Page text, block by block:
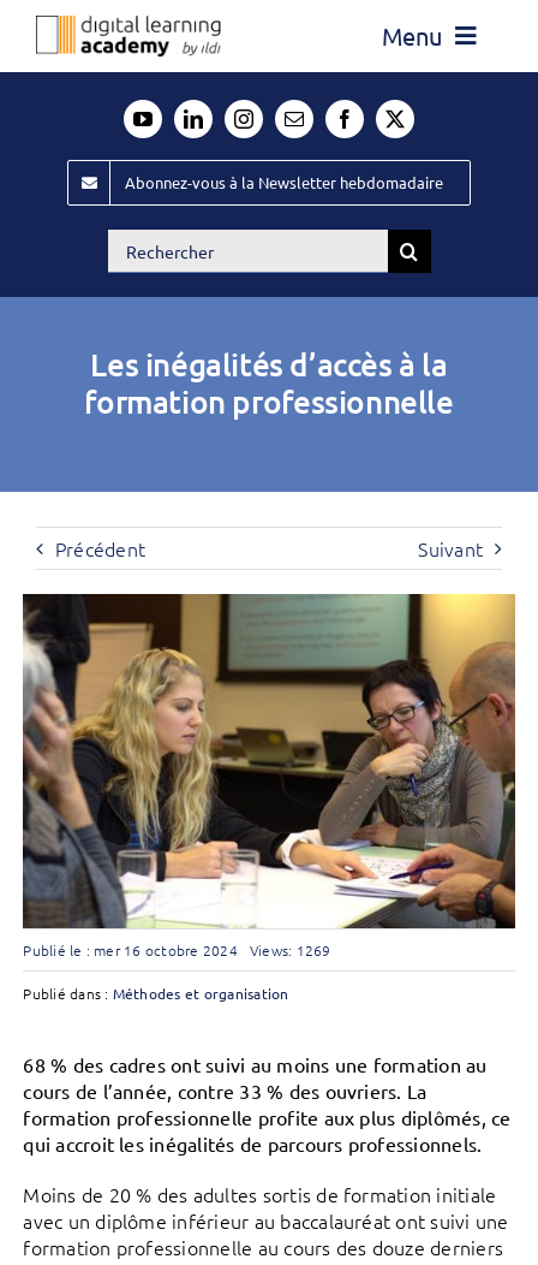
Passer
Menu
Évènements ILDI
Offres d’emploi
Publiez
Abonnez-vous à la Newsletter hebdomadaire
Rechercher:
Les inégalités d’accès à la
formation professionnelle
Précédent Suivant
Publié le : mer 16 octobre 2024 Views: 1269
Publié dans : Méthodes et organisation
68 % des cadres ont suivi au moins une formation au
cours de l’année, contre 33 % des ouvriers. La
formation professionnelle profite aux plus diplômés, ce
qui accroit les inégalités de parcours professionnels.
Moins de 20 % des adultes sortis de formation initiale
avec un diplôme inférieur au baccalauréat ont suivi une
formation professionnelle au cours des douze derniers